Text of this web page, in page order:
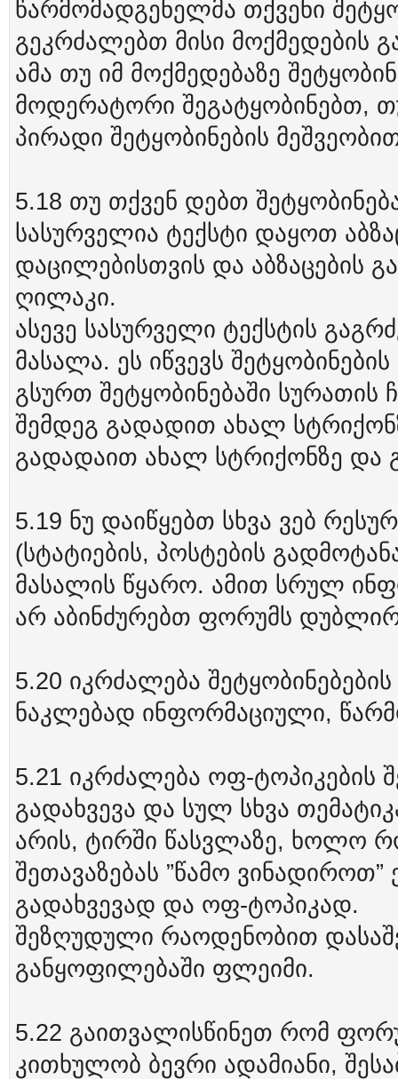
წარმომადგენელმა თქვენი
გეკრძალებთ მისი მოქმედების
ამა თუ იმ მოქმედებაზე
მოდერატორი შეგატყობინებთ,
პირადი შეტყობინების
5.18 თუ თქვენ დებთ
სასურველია ტექსტი დაყოთ
დაცილებისთვის და აბზაცების
ღილაკი.
ასევე სასურველი ტექსტის
მასალა. ეს იწვევს
გსურთ შეტყობინებაში სურათის
შემდეგ გადადით ახალ
გადადაით ახალ სტრიქონზე და
5.19 ნუ დაიწყებთ სხვა ვებ
(სტატიების, პოსტების
მასალის წყარო. ამით სრულ
არ აბინძურებთ ფორუმს
5.20 იკრძალება
ნაკლებად ინფორმაციული,
5.21 იკრძალება ოფ-ტოპიკების
გადახვევა და სულ სხვა
არის, ტირში წასვლაზე, ხოლო
შეთავაზებას ”წამო
გადახვევად და ოფ-ტოპიკად.
შეზღუდული რაოდენობით
განყოფილებაში ფლეიმი.
5.22 გაითვალისწინეთ რომ
კითხულობ ბევრი ადამიანი,